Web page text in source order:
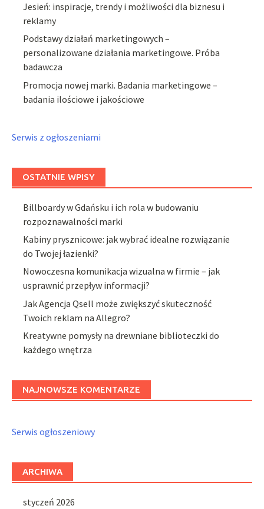
Jesień: inspiracje, trendy i możliwości dla biznesu i
reklamy
Podstawy działań marketingowych –
personalizowane działania marketingowe. Próba
badawcza
Promocja nowej marki. Badania marketingowe –
badania ilościowe i jakościowe
Serwis z ogłoszeniami
OSTATNIE WPISY
Billboardy w Gdańsku i ich rola w budowaniu
rozpoznawalności marki
Kabiny prysznicowe: jak wybrać idealne rozwiązanie
do Twojej łazienki?
Nowoczesna komunikacja wizualna w firmie – jak
usprawnić przepływ informacji?
Jak Agencja Qsell może zwiększyć skuteczność
Twoich reklam na Allegro?
Kreatywne pomysły na drewniane biblioteczki do
każdego wnętrza
NAJNOWSZE KOMENTARZE
Serwis ogłoszeniowy
ARCHIWA
styczeń 2026